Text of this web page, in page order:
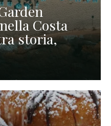
Costa
storia,